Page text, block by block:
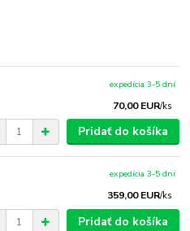
70,00 EUR/ks
expedícia 3-5 dní
Pridať do košíka
359,00 EUR/ks
expedícia 3-5 dní
Pridať do košíka